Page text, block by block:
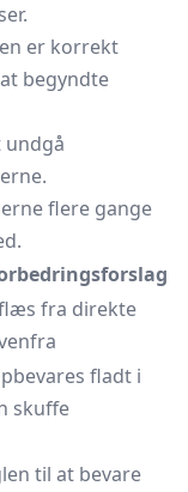
er korrekt
begyndte
undgå
flere gange
fra direkte
fladt i
skuffe
til at bevare